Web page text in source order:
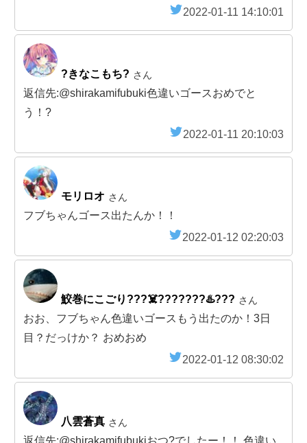
2022-01-11 14:10:01
?きなこもち? さん
返信先:@shirakamifubuki色違いゴースおめでと
う！?
2022-01-11 20:10:03
モリロオ さん
フブちゃんゴース出たんか！！
2022-01-12 02:20:03
鮫巻にこごり???‍☠️???????♨️??? さん
おお、フブちゃん色違いゴースもう出たのか！3日
目？だっけか？ おめおめ
2022-01-12 08:30:02
八雲蒼真 さん
返信先:@shirakamifubukiおつ?でしたー！！ 色違い